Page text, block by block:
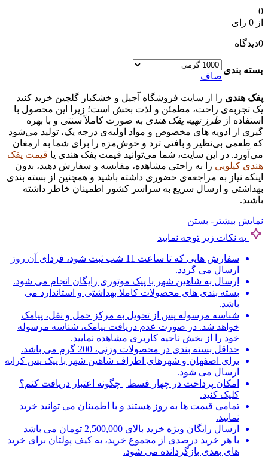
0
از 0 رای
0دیدگاه
بسته بندی
صاف
پفک هندی را از سایت فروشگاه آجیل و خشکبار گلچین خرید کنید
یک تجربه‌ی راحت، مطمئن و لذت‌ بخش است؛ زیرا این محصول با
استفاده از طرز تهیه پفک هندی به‌ صورت کاملاً سنتی و با بهره‌
گیری از ادویه‌ های مخصوص و مواد اولیه‌ی درجه‌ یک، تولید می‌شود
که طعمی بی‌نظیر و بافتی ترد و خوش‌مزه را برای شما به ارمغان
می‌آورد. در این سایت، شما می‌توانید قیمت پفک هندی یا قیمت پفک
هندی کیلویی را به‌ راحتی مشاهده، مقایسه و سفارش دهید، بدون
اینکه نیاز به مراجعه‌ی حضوری داشته باشید و همچنین از بسته‌ بندی
بهداشتی و ارسال سریع به سراسر کشور اطمینان خاطر داشته
باشید.
نمایش بیشتر - بستن
به نکات زیر توجه نمایید
سفارش هایی که تا ساعت 11 شب ثبت شود، فردای آن روز
ارسال می گردد.
ارسال به شاهین شهر با پیک موتوری رایگان انجام می شود.
بسته بندی های محصولات کاملا بهداشتی و استاندارد می
باشد.
شناسه مرسوله پس از تحویل به مرکز حمل و نقل، پیامک
خواهد شد. در صورت عدم دریافت پیامک، شناسه مرسوله
خود را از بخش ناحیه کاربری مشاهده نمایید.
حداقل بسته بندی در محصولات وزنی، 200 گرم می باشد.
برای اصفهان و شهرهای اطراف شاهین شهر با پیک پس کرایه
ارسال می شود.
امکان پرداخت در چهار قسط | چگونه اعتبار دریافت کنم؟
کلیک کنید.
تمامی قیمت ها به روز هستند و با اطمینان می توانید خرید
نمایید.
ارسال رایگان ویژه خرید بالای 2,500,000 تومان می باشد
با هر خرید درصدی از مجموع خرید، به کیف پولتان برای خرید
های بعدی بازگردانده می شود.